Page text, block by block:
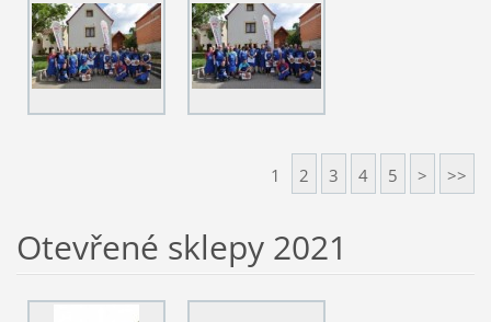
1 2 3 4 5 > >>
Otevřené sklepy 2021